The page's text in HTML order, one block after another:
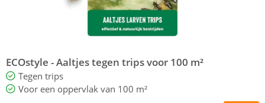
ECOstyle - Aaltjes tegen trips voor 100 m²
Tegen trips
Voor een oppervlak van 100 m²